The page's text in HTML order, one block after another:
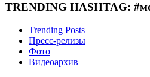
TRENDING HASHTAG:
Trending Posts
Пресс-релизы
Фото
Видеоархив